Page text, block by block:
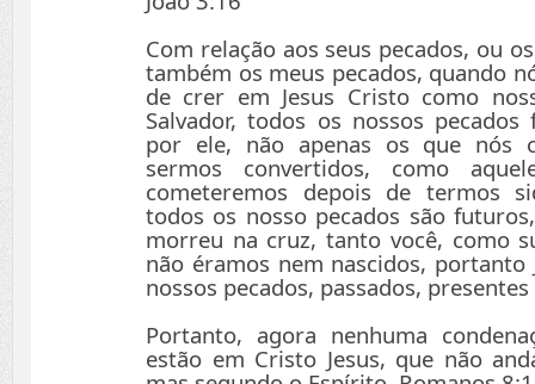
Com relação aos seus pecados, ou
também os meus pecados, quando
de crer em Jesus Cristo como
Salvador, todos os nossos
por ele, não apenas os que nós
sermos convertidos, como
cometeremos depois de termos
todos os nosso pecados são
morreu na cruz, tanto você, como
não éramos nem nascidos, portanto
nossos pecados, passados,
Portanto, agora nenhuma
estão em Cristo Jesus, que não